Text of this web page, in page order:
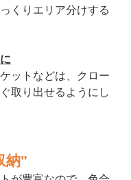
くりエリア分けする
ットなどは、クロー
取り出せるようにし
納"